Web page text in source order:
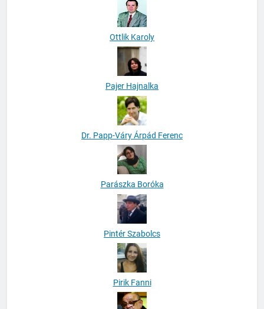
Ottlik Karoly
Pajer Hajnalka
Dr. Papp-Váry Árpád Ferenc
Parászka Boróka
Pintér Szabolcs
Pirik Fanni